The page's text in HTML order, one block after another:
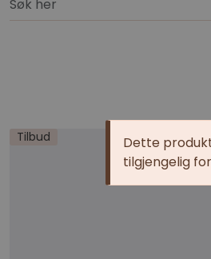
Skip to main content
Dette
tilgjengelig
Tilbud